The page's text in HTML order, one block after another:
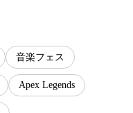
音楽フェス
Apex Legends